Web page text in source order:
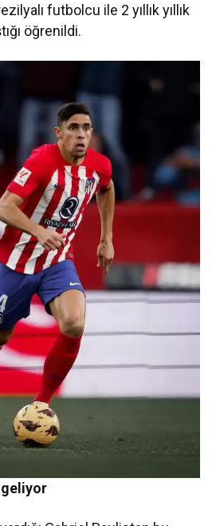
futbolcu ile 2 yıllık yıllık
öğrenildi.
geliyor